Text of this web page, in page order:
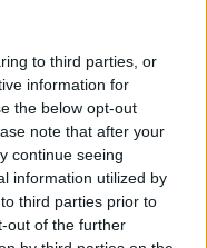
to third parties, or
information for
the below opt-out
note that after your
continue seeing
information utilized by
third parties prior to
out of the further
az élelmiszerek ára
Szólj hozzá!